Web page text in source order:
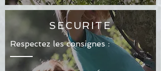
SECURITE
Respectez les consignes :